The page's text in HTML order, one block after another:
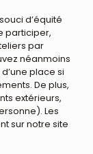
d’équité
participer,
par
néanmoins
place si
De plus,
extérieurs,
Les
sur notre site